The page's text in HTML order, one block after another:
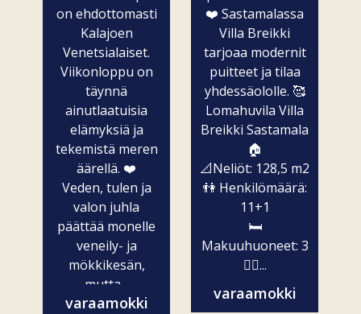
on ehdottomasti
Kalajoen
Venetsialaiset.
Viikonloppu on
täynnä
ainutlaatuisia
elämyksiä ja
tekemistä meren
äärellä. ❤️
Veden, tulen ja
valon juhla
päättää monelle
veneily- ja
mökkikesän,
mutta...
varaamokki
❤️ Sastamalassa
Villa Breikki
tarjoaa modernit
puitteet ja tilaa
yhdessäololle. 🥰
Lomahuvila Villa
Breikki Sastamala
🏠
📐Neliöt: 128,5 m2
👫 Henkilömäärä:
11+1
🛏️
Makuuhuoneet: 3
🧖‍♀️...
varaamokki